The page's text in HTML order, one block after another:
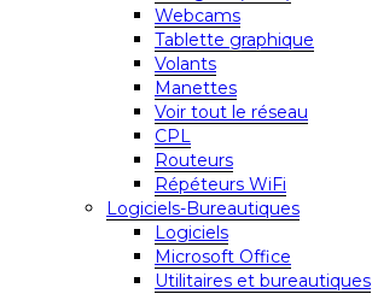
Webcams
Tablette graphique
Volants
Manettes
Voir tout le réseau
CPL
Routeurs
Répéteurs WiFi
Logiciels-Bureautiques
Logiciels
Microsoft Office
Utilitaires et bureautiques